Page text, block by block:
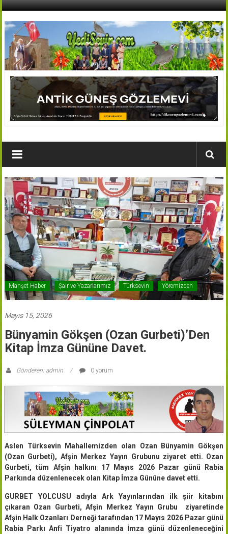
İçeriğe
AFŞİN
YEDİSEVİN
HABER
Köyleri
Haber
Portalı
Manşet Haber Şair ve Yazarlarımız Türksevin Yöremizden
Mayıs 15, 2026
Bünyamin Gökşen (Ozan Gurbeti)’den
Kitap İmza Gününe Davet.
Gönderen: admin 0 yorum
Aslen Türksevin Mahallemizden olan Ozan Bünyamin Gökşen
(Ozan Gurbeti), Afşin Merkez Yayın Grubunu ziyaret etti. Ozan
Gurbeti, tüm Afşin halkını 17 Mayıs 2026 Pazar günü Rabia
Parkında düzenlenecek olan Kitap İmza Gününe davet etti.
GURBET YOLCUSU adıyla Ark Yayınlarından ilk şiir kitabını
çıkaran Ozan Gurbeti, Afşin Merkez Yayın Grubu ziyaretinde
Afşin Halk Ozanları Derneği tarafından 17 Mayıs 2026 Pazar günü
Rabia Parkı Anfi Tiyatro alanında İmza günü düzenleneceğini